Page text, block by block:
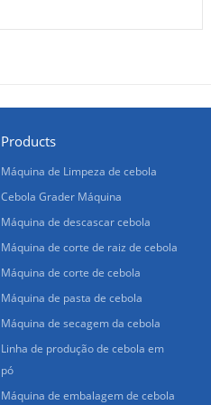
Products
Máquina de Limpeza de cebola
Cebola Grader Máquina
Máquina de descascar cebola
Máquina de corte de raiz de cebola
Máquina de corte de cebola
Máquina de pasta de cebola
Máquina de secagem da cebola
Linha de produção de cebola em
pó
Máquina de embalagem de cebola